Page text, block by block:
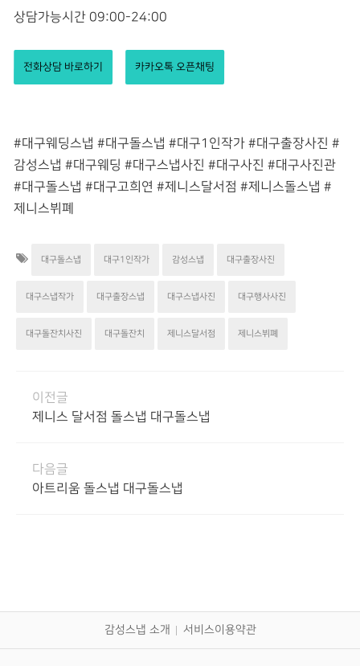
상담가능시간 09:00-24:00
전화상담 바로하기 카카오톡 오픈채팅
#대구웨딩스냅 #대구돌스냅 #대구1인작가 #대구출장사진 #
감성스냅 #대구웨딩 #대구스냅사진 #대구사진 #대구사진관
#대구돌스냅 #대구고희연 #제니스달서점 #제니스돌스냅 #
제니스뷔폐
대구돌스냅 대구1인작가 감성스냅 대구출장사진
대구스냅작가 대구출장스냅 대구스냅사진 대구행사사진
대구돌잔치사진 대구돌잔치 제니스달서점 제니스뷔폐
이전글
제니스 달서점 돌스냅 대구돌스냅
다음글
아트리움 돌스냅 대구돌스냅
감성스냅 소개 서비스이용약관